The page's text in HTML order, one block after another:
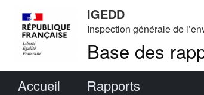
IGEDD
Inspection générale de
Base des
Accueil Rapports